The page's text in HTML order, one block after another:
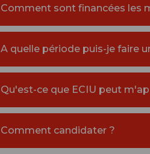
Comment sont financées les
A quelle période puis-je faire
Qu'est-ce que ECIU peut
Comment candidater ?